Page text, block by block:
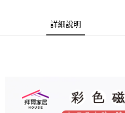
3.完整用戶服務條款，請詳閱以下連結：
２．訂單成立數日內，您將收到繳費通知簡
３．收到繳費通知簡訊後14天內，點擊此簡
客戶支援中心」
https://
【注意事項】
詳細說明